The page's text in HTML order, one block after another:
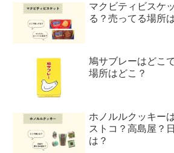
マクビティビスケ
る？売ってる場所
鳩サブレーはどこ
場所はどこ？
ホノルルクッキー
ストコ？高島屋？
は？